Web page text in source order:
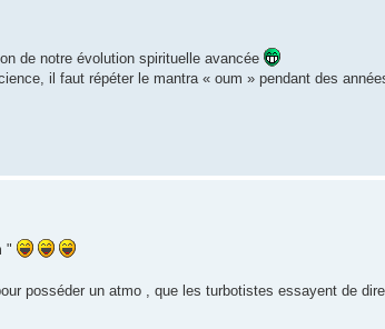
de notre évolution spirituelle avancée
il faut répéter le mantra « oum » pendant des
"
posséder un atmo , que les turbotistes essayent de